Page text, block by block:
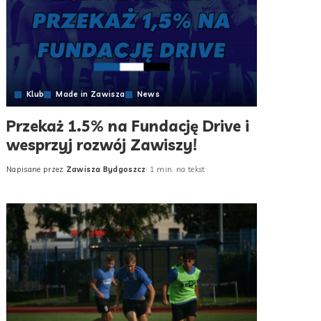
Klub Made in Zawisza News
Przekaż 1.5% na Fundację Drive i
wesprzyj rozwój Zawiszy!
Posted
Napisane przez Zawisza Bydgoszcz 1 min. na tekst